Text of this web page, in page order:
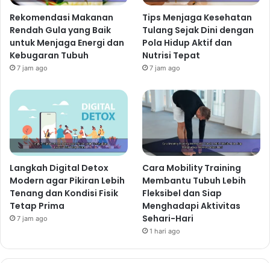
Rekomendasi Makanan
Rendah Gula yang Baik
untuk Menjaga Energi dan
Kebugaran Tubuh
7 jam ago
Tips Menjaga Kesehatan
Tulang Sejak Dini dengan
Pola Hidup Aktif dan
Nutrisi Tepat
7 jam ago
Langkah Digital Detox
Modern agar Pikiran Lebih
Tenang dan Kondisi Fisik
Tetap Prima
7 jam ago
Cara Mobility Training
Membantu Tubuh Lebih
Fleksibel dan Siap
Menghadapi Aktivitas
Sehari-Hari
1 hari ago